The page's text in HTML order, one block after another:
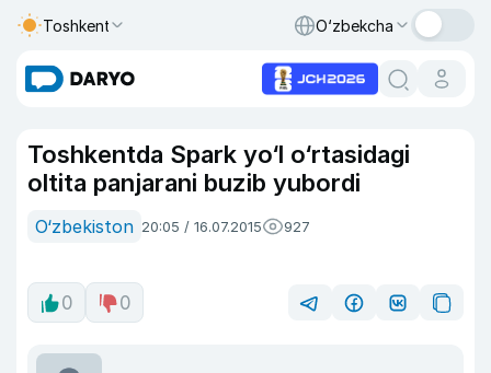
Toshkent O‘zbekcha
Toshkentda Spark yo‘l o‘rtasidagi
oltita panjarani buzib yubordi
O‘zbekiston 20:05 / 16.07.2015 927
0 0